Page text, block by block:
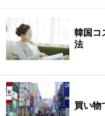
り！ これでハング
「そうはいっても、
からない！」 という
ってみたり、ゲーム
みましょう。
韓国コ
法
買い物